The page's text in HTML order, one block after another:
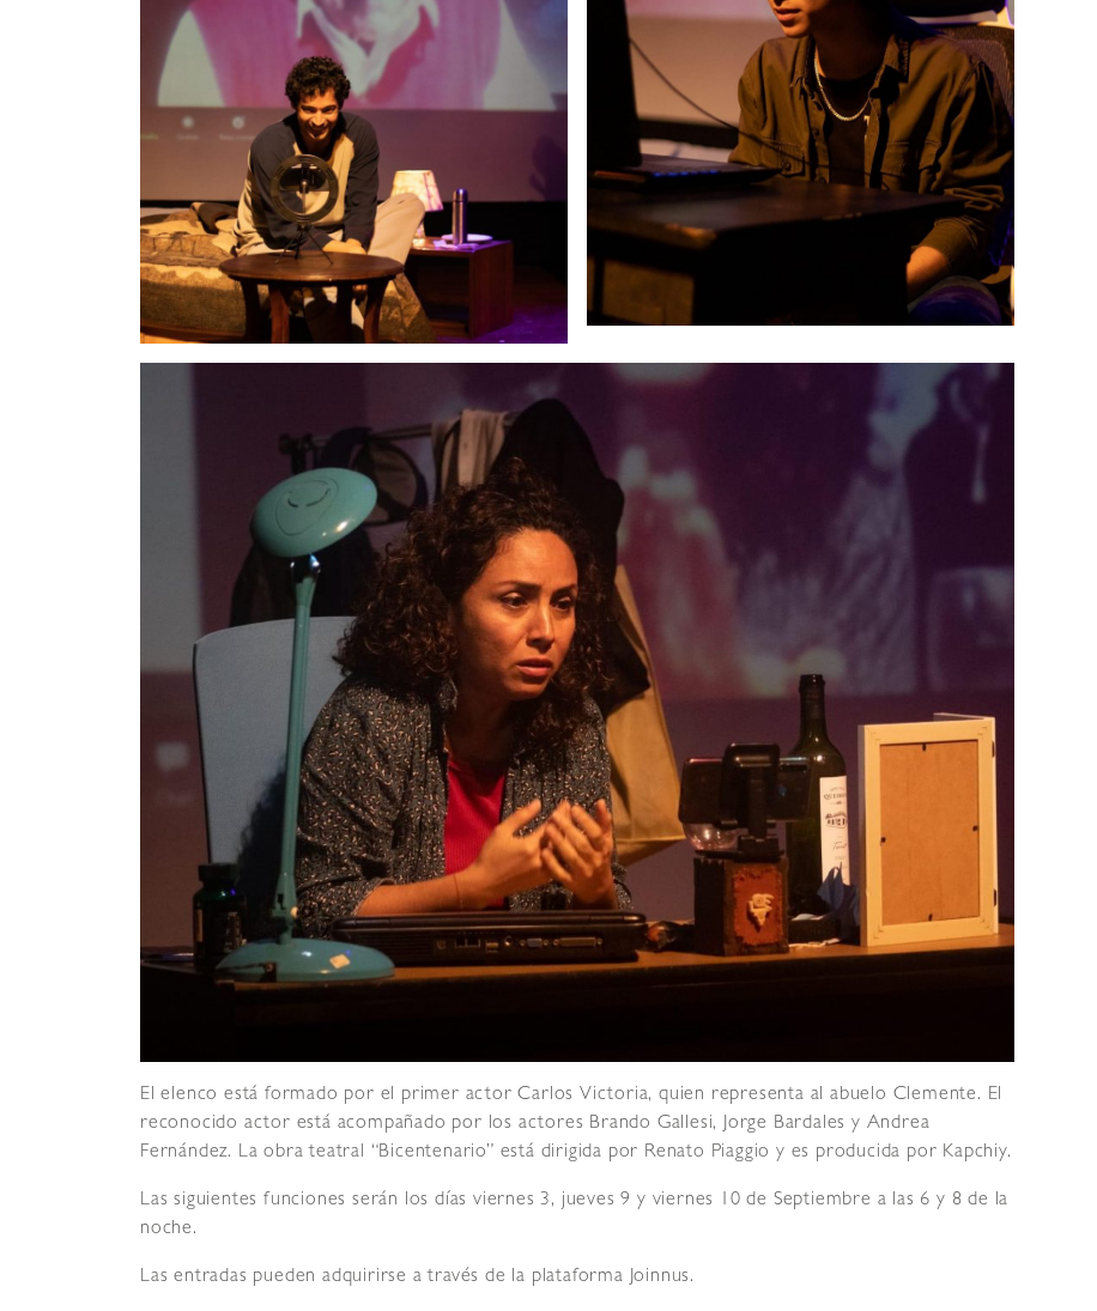
El elenco está formado por el primer actor Carlos Victoria, quien representa al abuelo Clemente. El
reconocido actor está acompañado por los actores Brando Gallesi, Jorge Bardales y Andrea
Fernández. La obra teatral “Bicentenario” está dirigida por Renato Piaggio y es producida por Kapchiy.
Las siguientes funciones serán los días viernes 3, jueves 9 y viernes 10 de Septiembre a las 6 y 8 de la
noche.
Las entradas pueden adquirirse a través de la plataforma Joinnus.